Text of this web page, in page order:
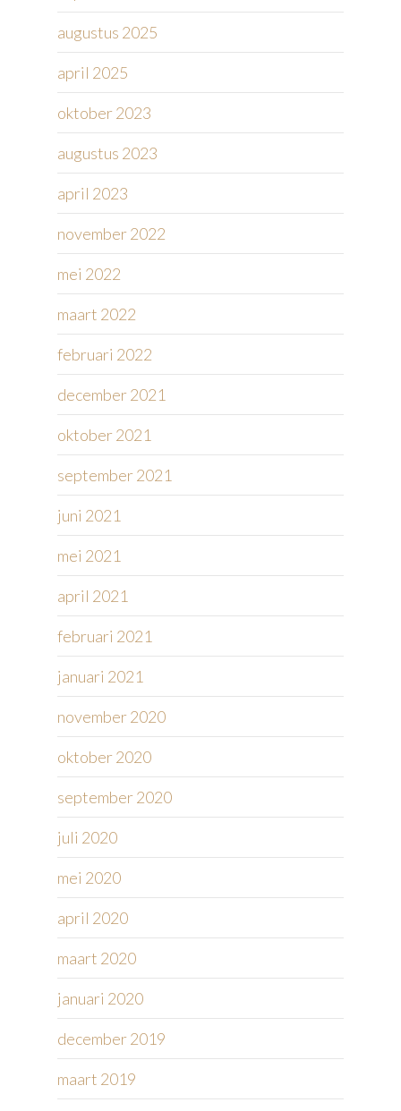
augustus 2025
april 2025
oktober 2023
augustus 2023
april 2023
november 2022
mei 2022
maart 2022
februari 2022
december 2021
oktober 2021
september 2021
juni 2021
mei 2021
april 2021
februari 2021
januari 2021
november 2020
oktober 2020
september 2020
juli 2020
mei 2020
april 2020
maart 2020
januari 2020
december 2019
maart 2019